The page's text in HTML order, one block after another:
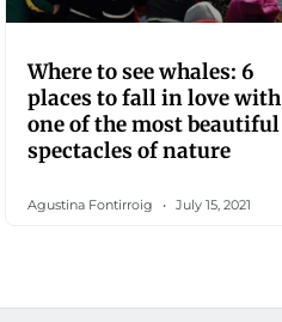
Where to see whales: 6
places to fall in love with
one of the most beautiful
spectacles of nature
Agustina Fontirroig July 15, 2021